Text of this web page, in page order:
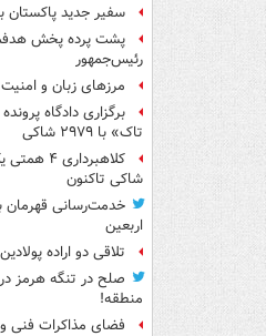
سفیر جدید پاکستان
پشت پرده پخش
رئیس‌جمهور
مرزهای زبان و
برگزاری دادگاه
تاک» با ۲۹۷۹ شاکی
شاکی تاکنون
خدمت‌رسانی قهرمان
اربعین
تلاقی دو اراده
صلح در تنگه هرمز
منطقه!
فضای مذاکرات فنی